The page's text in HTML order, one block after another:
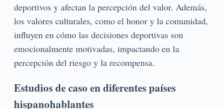
deportivos y afectan la percepción del valor. Además,
los valores culturales, como el honor y la comunidad,
influyen en cómo las decisiones deportivas son
emocionalmente motivadas, impactando en la
percepción del riesgo y la recompensa.
Estudios de caso en diferentes países
hispanohablantes